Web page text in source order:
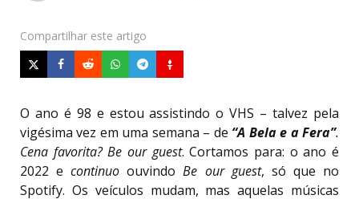
Compartilhar este artigo
O ano é 98 e estou assistindo o VHS – talvez pela
vigésima vez em uma semana – de “A Bela e a Fera”.
Cena favorita? Be our guest. Cortamos para: o ano é
2022 econtinuo ouvindoBe our guest, só que no
Spotify. Os veículos mudam, mas aquelas músicas